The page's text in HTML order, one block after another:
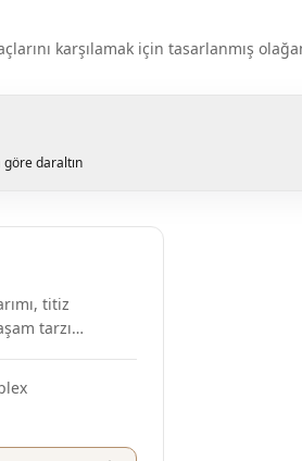
karşılamak için tasarlanmış
daraltın
titiz
tarzı
seçilmiş
Complex'e
katmaktadır.